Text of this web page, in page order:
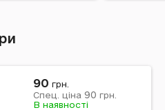
90 грн.
Спец. ціна 90 грн.
В наявності